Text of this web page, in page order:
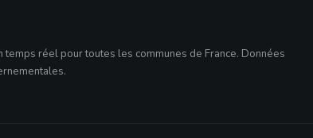
temps réel pour toutes les communes de France. Données